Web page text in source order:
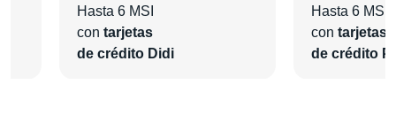
más te guste y agrega las actividades extras que desees.
Pa'l Conciertonos encargaremos de todo para que
Hasta 6 MSI
con tarjetas
de crédito Didi
Hasta 6 MSI
con tarjetas
de crédito